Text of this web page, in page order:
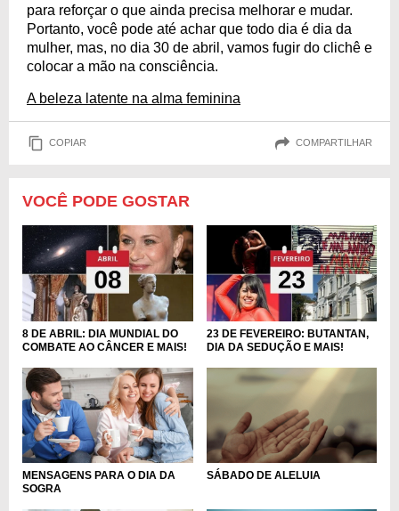
para reforçar o que ainda precisa melhorar e mudar.
Portanto, você pode até achar que todo dia é dia da
mulher, mas, no dia 30 de abril, vamos fugir do clichê e
colocar a mão na consciência.
A beleza latente na alma feminina
COPIAR COMPARTILHAR
VOCÊ PODE GOSTAR
8 DE ABRIL: DIA MUNDIAL DO
COMBATE AO CÂNCER E MAIS!
23 DE FEVEREIRO: BUTANTAN,
DIA DA SEDUÇÃO E MAIS!
MENSAGENS PARA O DIA DA
SOGRA
SÁBADO DE ALELUIA